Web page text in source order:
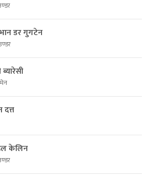
डर गुगटेन
दत्त
केलिन